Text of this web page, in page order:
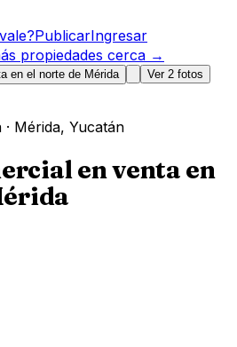
PublicarIngresar
propiedades cerca →
Ver 2 fotos
· Mérida, Yucatán
en venta en